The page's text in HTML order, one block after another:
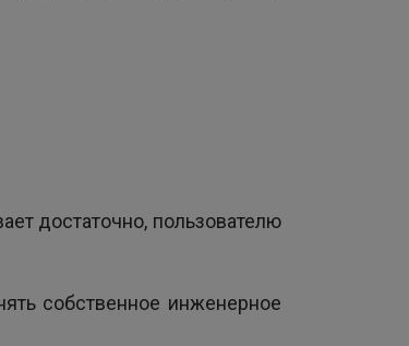
достаточно, пользователю
собственное инженерное